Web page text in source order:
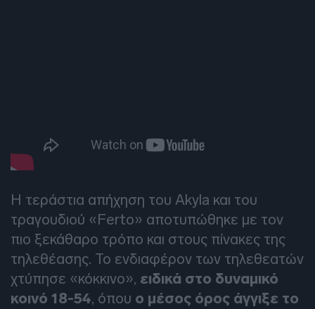
Η τεράστια απήχηση του Akyla και του
τραγουδιού «Ferto» αποτυπώθηκε με τον
πιο ξεκάθαρο τρόπο και στους πίνακες της
τηλεθέασης. Το ενδιαφέρον των τηλεθεατών
χτύπησε «κόκκινο», ειδικά στο δυναμικό
κοινό 18-54, όπου ο μέσος όρος άγγιξε το